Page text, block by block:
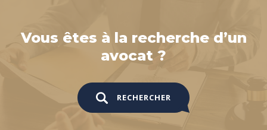
Vous êtes à la recherche d’un
avocat ?
RECHERCHER